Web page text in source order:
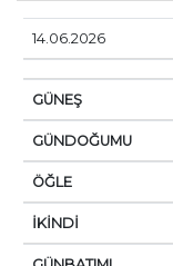
14.06.2026